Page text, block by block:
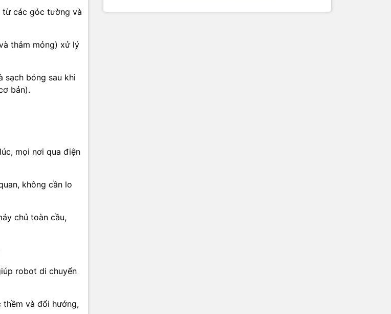
từ các góc tường và
thảm mỏng) xử lý
sạch bóng sau khi
bản).
mọi nơi qua điện
không cần lo
chủ toàn cầu,
robot di chuyển
thềm và đổi hướng,
Chỉ cần một nút bấm, robot sẽ tự động làm
Thông Số
Siêu nhỏ gọn (ví dụ: ~310 x 76 mm)
Quét - Hút - Lau (3-trong-1)
model)
Chống rơi, Chống va chạm